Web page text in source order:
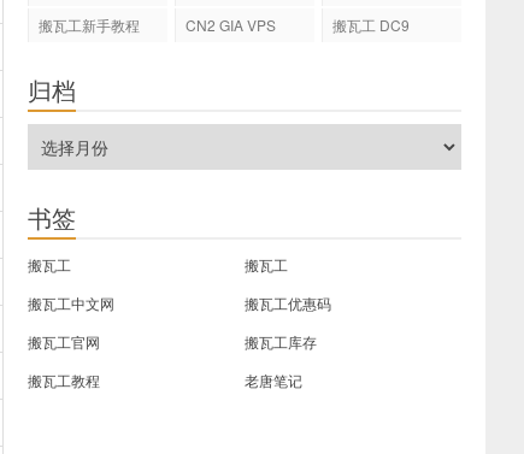
搬瓦工新手教程
CN2 GIA VPS 搬瓦工 DC9
归档
书签
搬瓦工
搬瓦工
搬瓦工中文网
搬瓦工优惠码
搬瓦工官网
搬瓦工库存
搬瓦工教程
老唐笔记